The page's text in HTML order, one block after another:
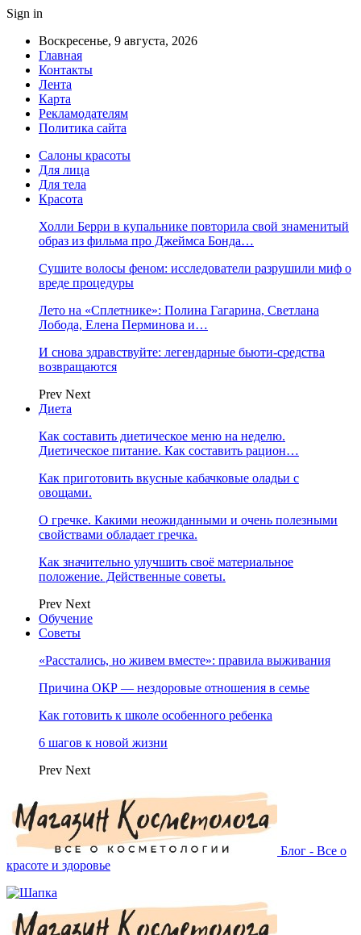
Sign in
Воскресенье, 9 августа, 2026
Главная
Контакты
Лента
Карта
Рекламодателям
Политика сайта
Салоны красоты
Для лица
Для тела
Красота
Холли Берри в купальнике повторила свой знаменитый
образ из фильма про Джеймса Бонда…
Сушите волосы феном: исследователи разрушили миф о
вреде процедуры
Лето на «Сплетнике»: Полина Гагарина, Светлана
Лобода, Елена Перминова и…
И снова здравствуйте: легендарные бьюти-средства
возвращаются
Prev Next
Диета
Как составить диетическое меню на неделю.
Диетическое питание. Как составить рацион…
Как приготовить вкусные кабачковые оладьи с
овощами.
О гречке. Какими неожиданными и очень полезными
свойствами обладает гречка.
Как значительно улучшить своё материальное
положение. Действенные советы.
Prev Next
Обучение
Советы
«Расстались, но живем вместе»: правила выживания
Причина ОКР — нездоровые отношения в семье
Как готовить к школе особенного ребенка
6 шагов к новой жизни
Prev Next
Блог - Все о
красоте и здоровье